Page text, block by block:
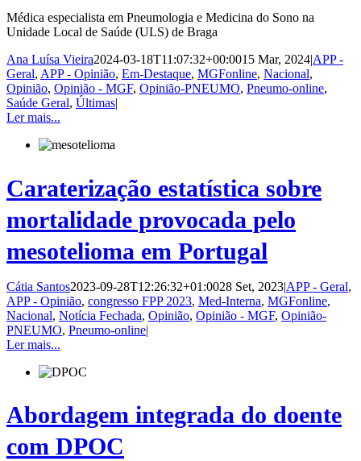
Médica especialista em Pneumologia e Medicina do Sono na
Unidade Local de Saúde (ULS) de Braga
Ana Luísa Vieira2024-03-18T11:07:32+00:0015 Mar, 2024|APP -
Geral, APP - Opinião, Em-Destaque, MGFonline, Nacional,
Opinião, Opinião - MGF, Opinião-PNEUMO, Pneumo-online,
Saúde Geral, Últimas|
Ler mais...
Caraterização estatística sobre
mortalidade provocada pelo
mesotelioma em Portugal
Cátia Santos2023-09-28T12:26:32+01:0028 Set, 2023|APP - Geral,
APP - Opinião, congresso FPP 2023, Med-Interna, MGFonline,
Nacional, Notícia Fechada, Opinião, Opinião - MGF, Opinião-
PNEUMO, Pneumo-online|
Ler mais...
Abordagem integrada do doente
com DPOC